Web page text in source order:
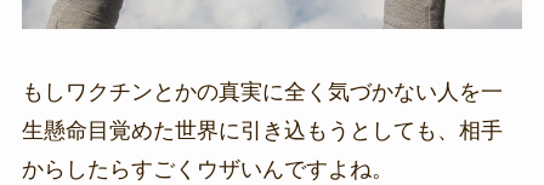
もしワクチンとかの真実に全く気づかない人を一
生懸命目覚めた世界に引き込もうとしても、相手
からしたらすごくウザいんですよね。